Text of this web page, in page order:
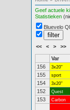
Geef actuele
Statistieken
Bluevelo
<< < > >>
Var
156
3x20"
155
sport
154
3x20"
152
Quest
153
Carbon